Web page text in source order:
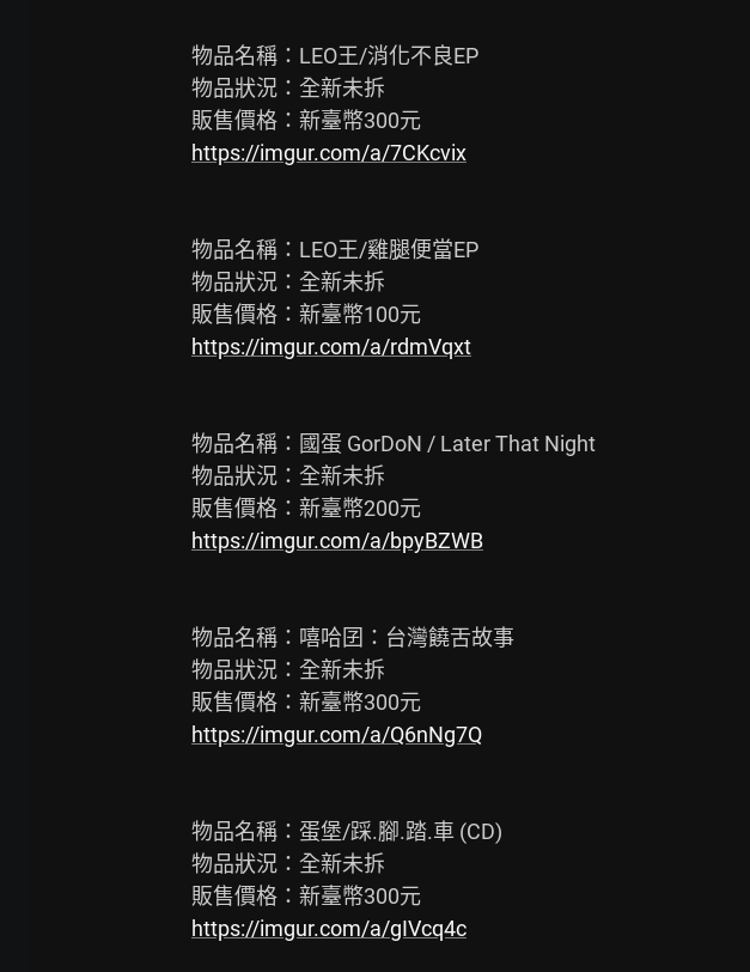
物品名稱：LEO王/消化不良EP
物品狀況：全新未拆
https://imgur.com/a/7CKcvix
物品名稱：LEO王/雞腿便當EP
物品狀況：全新未拆
https://imgur.com/a/rdmVqxt
物品名稱：國蛋 GorDoN / Later That Night
物品狀況：全新未拆
https://imgur.com/a/bpyBZWB
物品名稱：嘻哈囝：台灣饒舌故事
物品狀況：全新未拆
https://imgur.com/a/Q6nNg7Q
物品名稱：蛋堡/踩.腳.踏.車 (CD)
物品狀況：全新未拆
https://imgur.com/a/gIVcq4c